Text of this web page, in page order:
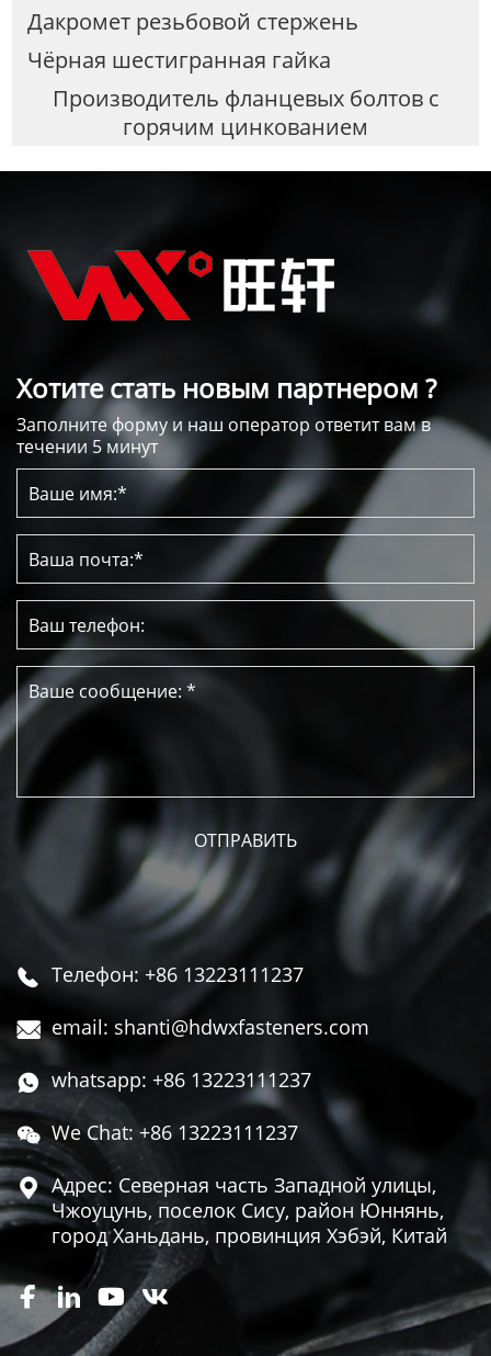
Дакромет резьбовой стержень
Чёрная шестигранная гайка
Производитель фланцевых болтов с
горячим цинкованием
Хотите стать новым партнером ?
Заполните форму и наш оператор ответит вам в
течении 5 минут
 Телефон: +86 13223111237
 email: shanti@hdwxfasteners.com
 whatsapp: +86 13223111237
 We Chat: +86 13223111237
 Адрес: Северная часть Западной улицы,
Чжоуцунь, поселок Сису, район Юннянь,
город Ханьдань, провинция Хэбэй, Китай
   